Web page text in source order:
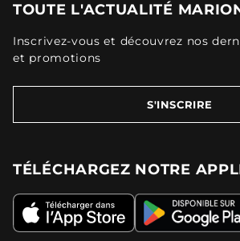
TOUTE L'ACTUALITÉ
Inscrivez-vous et découvrez nos
et promotions
S'INSCRIRE
TÉLÉCHARGEZ NOTRE